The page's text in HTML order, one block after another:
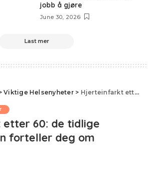
jobb å gjøre
June 30, 2026
Last mer
Viktige Helsenyheter> Hjerteinfarkt etter 60: de tidlige tegnene ingen forteller deg om
60: de tidlige
forteller deg om